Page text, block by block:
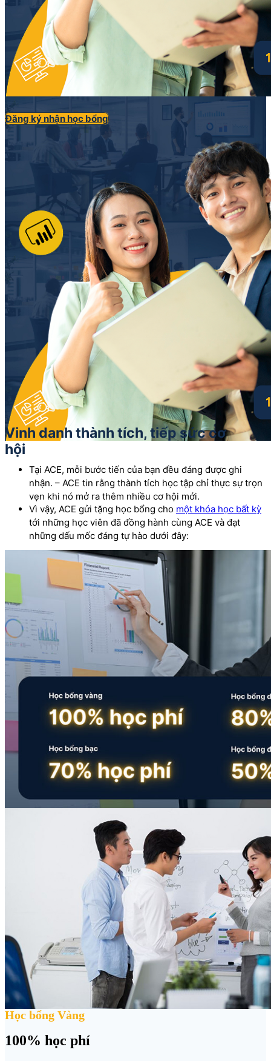
Đăng ký nhận học bổng
Vinh danh thành tích, tiếp sức cơ
hội
Tại ACE, mỗi bước tiến của bạn đều đáng được ghi
nhận. – ACE tin rằng thành tích học tập chỉ thực sự trọn
vẹn khi nó mở ra thêm nhiều cơ hội mới.
Vì vậy, ACE gửi tặng học bổng cho một khóa học bất kỳ
tới những học viên đã đồng hành cùng ACE và đạt
những dấu mốc đáng tự hào dưới đây:
Học bổng Vàng
100% học phí